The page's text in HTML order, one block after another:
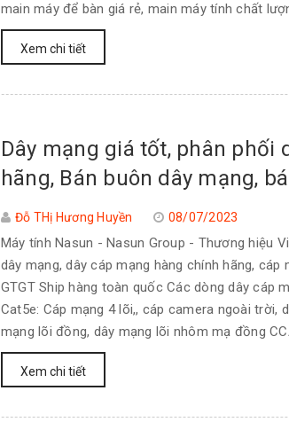
main máy để bàn giá rẻ, main máy tính chất
Xem chi tiết
Dây mạng giá tốt, phân phối
hãng, Bán buôn dây mạng,
Đỗ THị Hương Huyền 08/07/2023
Máy tính Nasun - Nasun Group - Thương hiệu
dây mạng, dây cáp mạng hàng chính hãng,
GTGT Ship hàng toàn quốc Các dòng dây cáp
Cat5e: Cáp mạng 4 lõi,, cáp camera ngoài trời,
mạng lõi đồng, dây mạng lõi nhôm mạ đồng
Xem chi tiết